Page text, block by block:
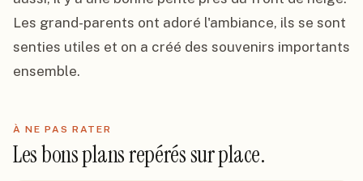
Les grand-parents ont adoré l'ambiance, ils se sont
senties utiles et on a créé des souvenirs importants
ensemble.
À NE PAS RATER
Les bons plans repérés sur place.